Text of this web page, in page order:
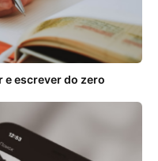
e escrever do zero